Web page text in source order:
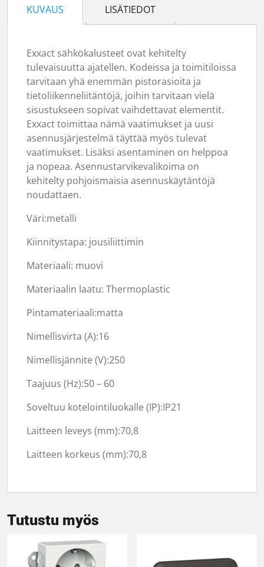
KUVAUS LISÄTIEDOT
Exxact sähkökalusteet ovat kehitelty
tulevaisuutta ajatellen. Kodeissa ja toimitiloissa
tarvitaan yhä enemmän pistorasioita ja
tietoliikenneliitäntöjä, joihin tarvitaan vielä
sisustukseen sopivat vaihdettavat elementit.
Exxact toimittaa nämä vaatimukset ja uusi
asennusjärjestelmä täyttää myös tulevat
vaatimukset. Lisäksi asentaminen on helppoa
ja nopeaa. Asennustarvikevalikoima on
kehitelty pohjoismaisia asennuskäytäntöjä
noudattaen.
Väri:metalli
Kiinnitystapa: jousiliittimin
Materiaali: muovi
Materiaalin laatu: Thermoplastic
Pintamateriaali:matta
Nimellisvirta (A):16
Nimellisjännite (V):250
Taajuus (Hz):50 – 60
Soveltuu kotelointiluokalle (IP):IP21
Laitteen leveys (mm):70,8
Laitteen korkeus (mm):70,8
Tutustu myös